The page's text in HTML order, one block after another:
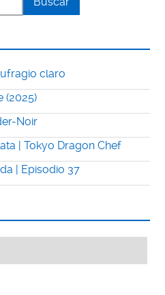
claro
(2025)
Noir
| Tokyo Dragon Chef
| Episodio 37